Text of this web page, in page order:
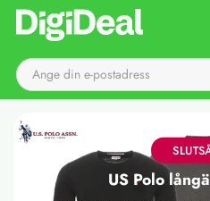
Till startsidan
US Polo